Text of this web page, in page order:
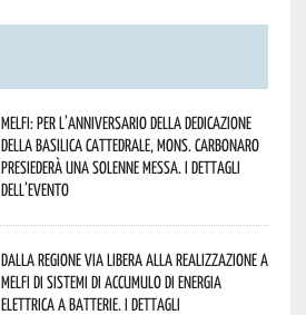
Melfi: per l’anniversario della Dedicazione
della Basilica Cattedrale, Mons. Carbonaro
presiederà una solenne messa. I dettagli
dell’evento
Dalla Regione via libera alla realizzazione a
Melfi di sistemi di accumulo di energia
elettrica a batterie. I dettagli